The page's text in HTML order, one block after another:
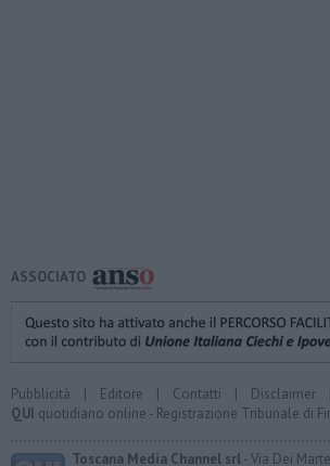
ASSOCIATO
Pubblicità | Editore | Contatti | Disclaimer
QUI quotidiano online - Registrazione Tribunale di
Toscana Media Channel srl- Via Dei